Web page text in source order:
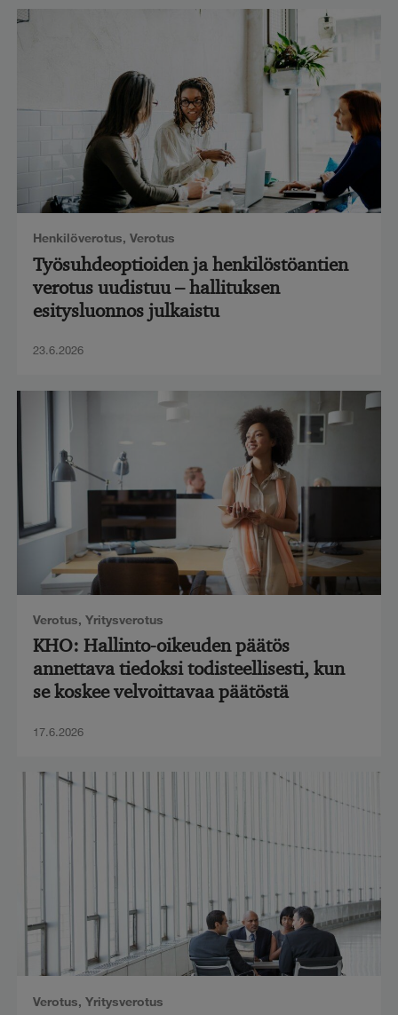
Henkilöverotus, Verotus
Työsuhdeoptioiden ja henkilöstöantien
verotus uudistuu – hallituksen
esitysluonnos julkaistu
23.6.2026
Verotus, Yritysverotus
KHO: Hallinto-oikeuden päätös
annettava tiedoksi todisteellisesti, kun
se koskee velvoittavaa päätöstä
17.6.2026
Verotus, Yritysverotus